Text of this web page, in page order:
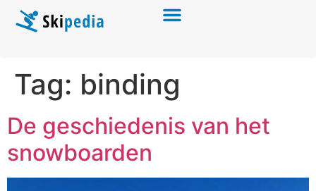
Tag: binding
De geschiedenis van het
snowboarden